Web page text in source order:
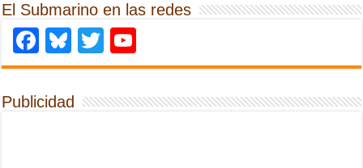
El Submarino en las redes
Facebook
Bluesky
Twitter
Publicidad